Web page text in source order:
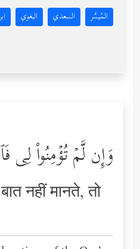
المُيسَّر السعدي البغوي
وَإِن لَّمۡ تُؤۡمِنُواْ لِی
नहीं मानते, तो